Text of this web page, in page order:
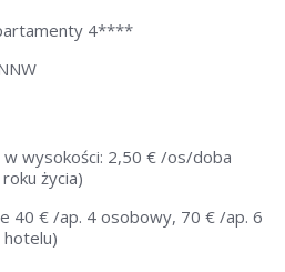
4****
w wysokości: 2,50 € /os/doba
życia)
40 € /ap. 4 osobowy, 70 € /ap. 6